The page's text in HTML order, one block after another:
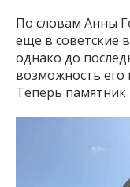
По словам Анны
ещё в советские
однако до
возможность его
Теперь